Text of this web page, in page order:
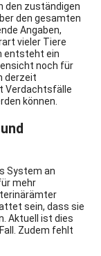
den zuständigen
den gesamten
Angaben,
vieler Tiere
entsteht ein
noch für
derzeit
Verdachtsfälle
können.
System an
mehr
sein, dass sie
Aktuell ist dies
Zudem fehlt